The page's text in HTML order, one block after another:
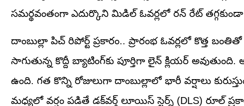
సమర్థవంతంగా ఎదుర్కొని మిడిల్ ఓవర్లలో రన్ రేట్
దాంబుల్లా పిచ్ రిపోర్ట్ ప్రకారం.. ప్రారంభ ఓవర్లలో కొత్త
సాగుతున్న కొద్దీ బ్యాటింగ్‌కు పూర్తిగా లైన్ క్లియర్
ఉంది. గత కొన్ని రోజులుగా దాంబుల్లాలో భారీ వర్షాలు
మధ్యలో వర్షం పడితే డక్‌వర్త్ లూయిస్ స్టెర్న్ (DLS) రూల్